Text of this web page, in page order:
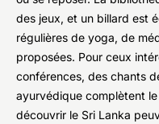
des jeux, et un billard est
régulières de yoga, de
proposées. Pour ceux
conférences, des chants
ayurvédique complètent
découvrir le Sri Lanka